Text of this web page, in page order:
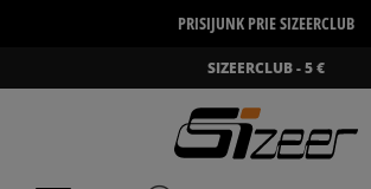
PRISIJUNK PRIE SIZEERCLUB
SIZEERCLUB - 5 €